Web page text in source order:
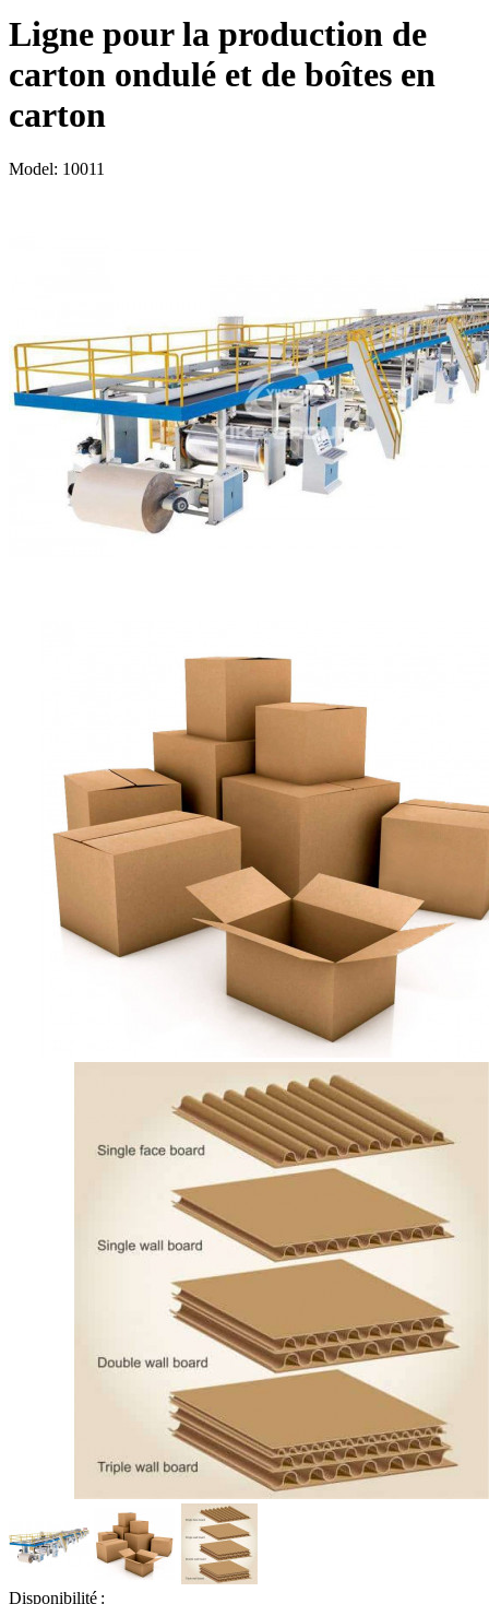
Ligne pour la production de
carton ondulé et de boîtes en
carton
Model: 10011
Disponibilité :